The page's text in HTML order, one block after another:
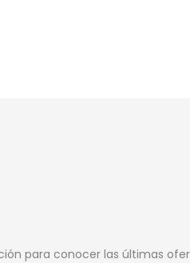
para conocer las últimas